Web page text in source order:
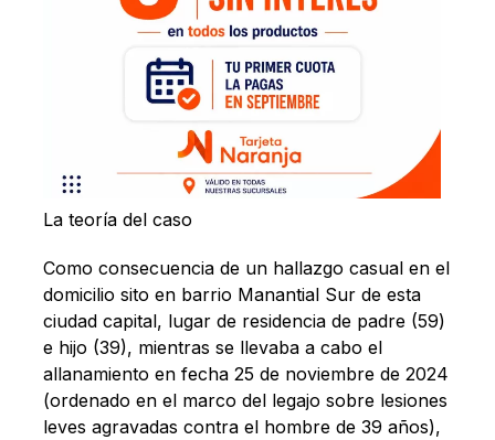
La teoría del caso
Como consecuencia de un hallazgo casual en el
domicilio sito en barrio Manantial Sur de esta
ciudad capital, lugar de residencia de padre (59)
e hijo (39), mientras se llevaba a cabo el
allanamiento en fecha 25 de noviembre de 2024
(ordenado en el marco del legajo sobre lesiones
leves agravadas contra el hombre de 39 años),